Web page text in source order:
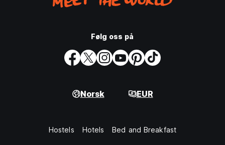
Følg oss på
Norsk EUR
Hostels Hotels Bed and Breakfast